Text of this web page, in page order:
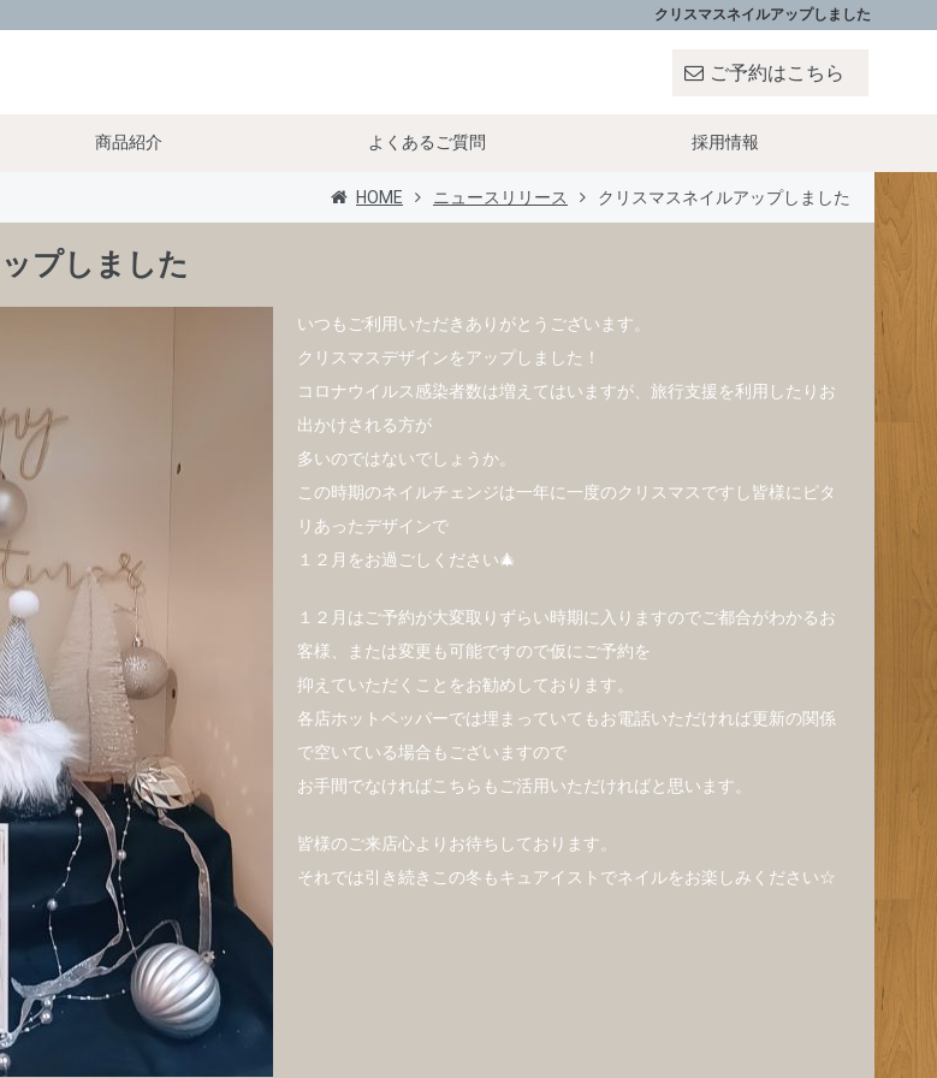
クリスマスネイルアップしました
ご予約はこちら
商品紹介 よくあるご質問 採用情報
HOME ニュースリリース クリスマスネイルアップしました
プしました
いつもご利用いただきありがとうございます。
クリスマスデザインをアップしました！
コロナウイルス感染者数は増えてはいますが、旅行支援を利用したりお
出かけされる方が
多いのではないでしょうか。
この時期のネイルチェンジは一年に一度のクリスマスですし皆様にピタ
リあったデザインで
１２月をお過ごしください🎄
１２月はご予約が大変取りずらい時期に入りますのでご都合がわかるお
客様、または変更も可能ですので仮にご予約を
抑えていただくことをお勧めしております。
各店ホットペッパーでは埋まっていてもお電話いただければ更新の関係
で空いている場合もございますので
お手間でなければこちらもご活用いただければと思います。
皆様のご来店心よりお待ちしております。
それでは引き続きこの冬もキュアイストでネイルをお楽しみください☆